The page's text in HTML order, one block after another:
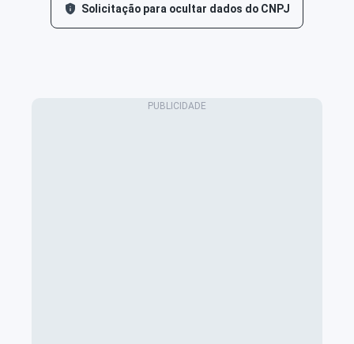
Solicitação para ocultar dados do CNPJ